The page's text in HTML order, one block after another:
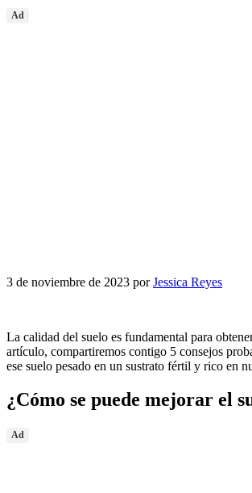
Ad
3 de noviembre de 2023 porJessica Reyes
La calidad del suelo es fundamental para
artículo, compartiremos contigo 5 consejos
ese suelo pesado en un sustrato fértil y rico en
¿Cómo se puede mejorar el
Ad